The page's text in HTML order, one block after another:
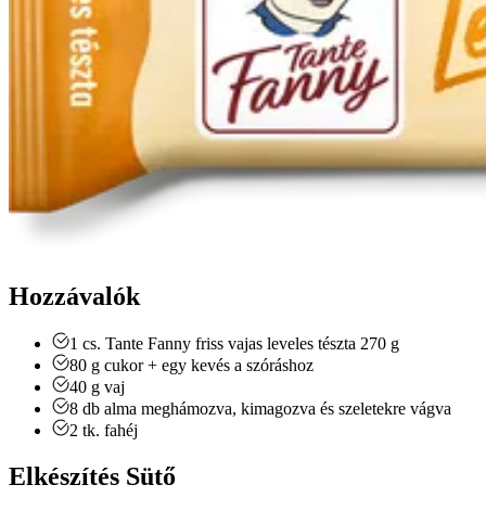
Hozzávalók
1 cs. Tante Fanny friss vajas leveles tészta 270 g
80 g cukor + egy kevés a szóráshoz
40 g vaj
8 db alma meghámozva, kimagozva és szeletekre vágva
2 tk. fahéj
Elkészítés Sütő